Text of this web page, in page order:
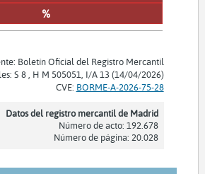
%
Boletín Oficial del Registro Mercantil
S 8 , H M 505051, I/A 13 (14/04/2026)
CVE: BORME-A-2026-75-28
Datos del registro mercantil de Madrid
Número de acto: 192.678
Número de página: 20.028